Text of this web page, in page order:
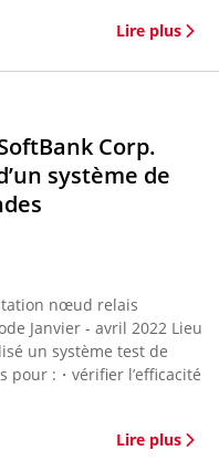
Lire plus
Corp.
système de
nœud relais
pour :・vérifier l’efficacité
Lire plus